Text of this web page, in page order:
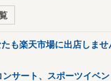
も楽天市場に出店しま
ンサート、スポーツイベン